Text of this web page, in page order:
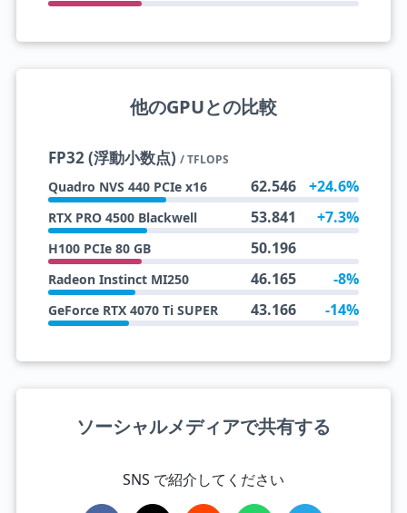
他のGPUとの比較
FP32 (浮動小数点) / TFLOPS
Quadro NVS 440 PCIe x16 62.546 +24.6%
RTX PRO 4500 Blackwell 53.841 +7.3%
H100 PCIe 80 GB 50.196
Radeon Instinct MI250 46.165 -8%
GeForce RTX 4070 Ti SUPER 43.166 -14%
ソーシャルメディアで共有する
SNS で紹介してください